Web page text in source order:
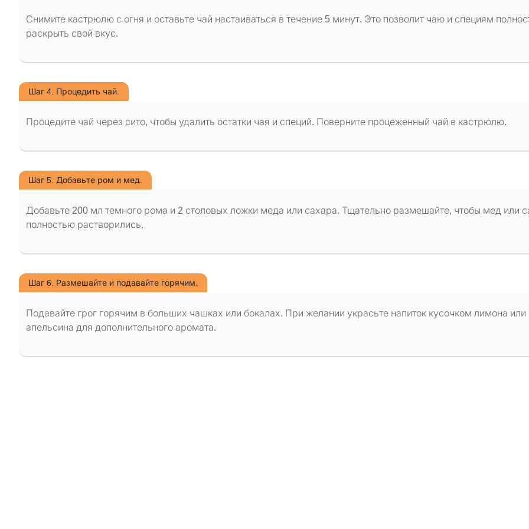
Снимите кастрюлю с огня и оставьте чай настаиваться в течение 5 минут. Это позволит чаю и специям
раскрыть свой вкус.
Шаг 4. Процедить чай.
Процедите чай через сито, чтобы удалить остатки чая и специй. Поверните процеженный чай в кастрюлю.
Шаг 5. Добавьте ром и мед.
Добавьте 200 мл темного рома и 2 столовых ложки меда или сахара. Тщательно размешайте, чтобы мед или
полностью растворились.
Шаг 6. Размешайте и подавайте горячим.
Подавайте грог горячим в больших чашках или бокалах. При желании украсьте напиток кусочком лимона или
апельсина для дополнительного аромата.